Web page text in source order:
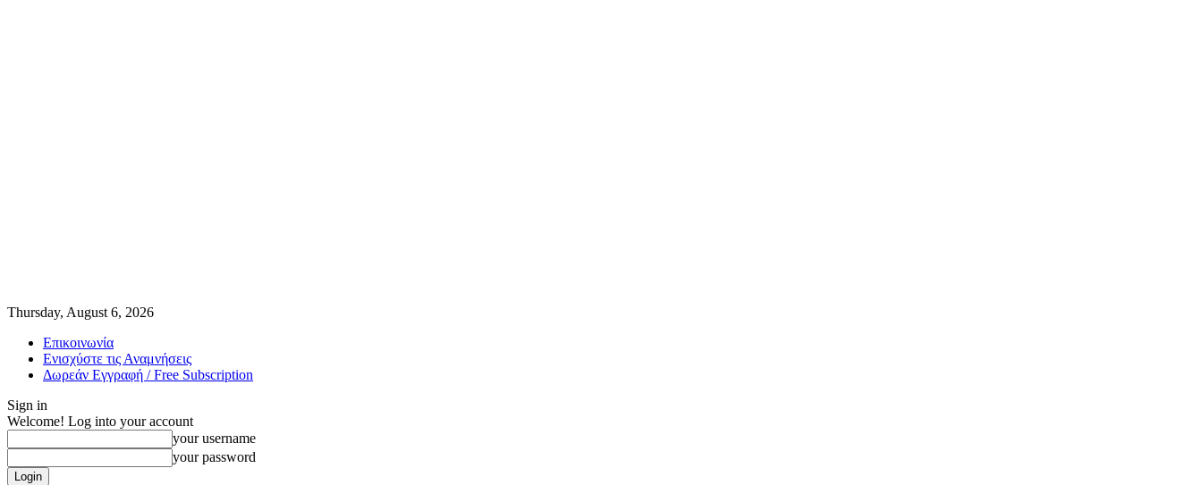
Thursday, August 6, 2026
Επικοινωνία
Ενισχύστε τις Αναμνήσεις
Δωρεάν Εγγραφή / Free Subscription
Sign in
Welcome! Log into your account
your username
your password